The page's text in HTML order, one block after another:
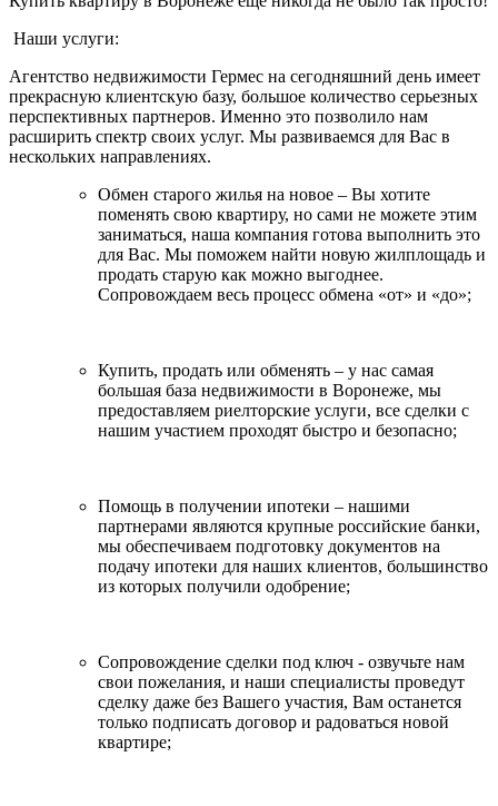
Наши услуги:
Агентство недвижимости Гермес на сегодняшний день имеет
прекрасную клиентскую базу, большое количество серьезных
перспективных партнеров. Именно это позволило нам
расширить спектр своих услуг. Мы развиваемся для Вас в
нескольких направлениях.
Обмен старого жилья на новое – Вы хотите
поменять свою квартиру, но сами не можете этим
заниматься, наша компания готова выполнить это
для Вас. Мы поможем найти новую жилплощадь и
продать старую как можно выгоднее.
Сопровождаем весь процесс обмена «от» и «до»;
Купить, продать или обменять – у нас самая
большая база недвижимости в Воронеже, мы
предоставляем риелторские услуги, все сделки с
нашим участием проходят быстро и безопасно;
Помощь в получении ипотеки – нашими
партнерами являются крупные российские банки,
мы обеспечиваем подготовку документов на
подачу ипотеки для наших клиентов, большинство
из которых получили одобрение;
Сопровождение сделки под ключ - озвучьте нам
свои пожелания, и наши специалисты проведут
сделку даже без Вашего участия, Вам останется
только подписать договор и радоваться новой
квартире;